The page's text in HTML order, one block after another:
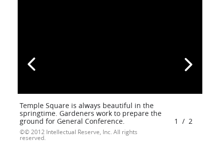
Temple Square is always beautiful in the
springtime. Gardeners work to prepare the
ground for General Conference.
© 2012 Intellectual Reserve, Inc. All rights
reserved.
1 / 2